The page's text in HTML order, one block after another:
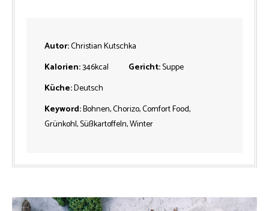
Autor:Christian Kutschka
Kalorien:346kcal Gericht:Suppe
Küche:Deutsch
Keyword:Bohnen, Chorizo, Comfort Food,
Grünkohl, Süßkartoffeln, Winter